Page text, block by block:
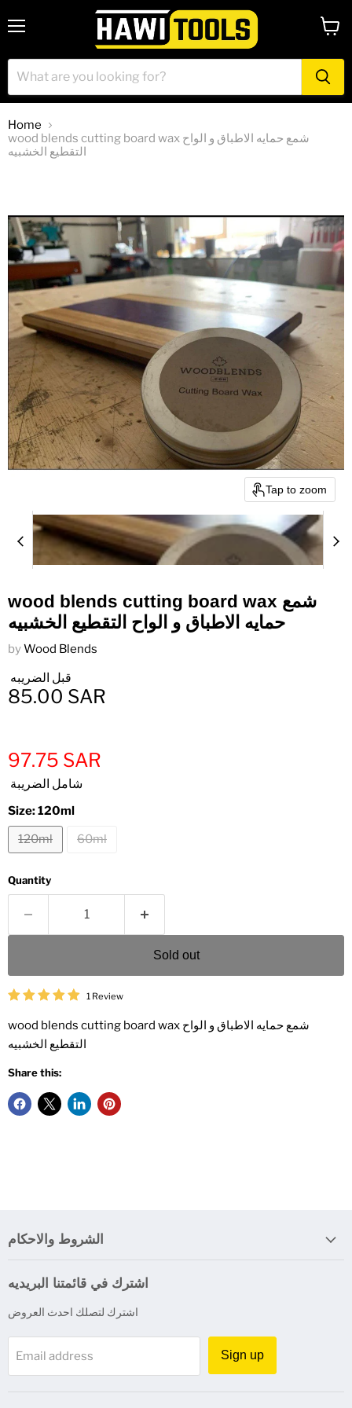
Home
wood blends cutting board wax شمع حمايه الاطباق و الواح
التقطيع الخشبيه
Tap to zoom
wood blends cutting board wax شمع
حمايه الاطباق و الواح التقطيع الخشبيه
byWood Blends
قبل الضريبه
85.00 SAR
97.75 SAR
شامل الضريبة
Size:120ml
120ml
60ml
Quantity
Sold out
1 Review
wood blends cutting board wax شمع حمايه الاطباق و الواح
التقطيع الخشبيه
Share this:
الشروط والاحكام
اشترك في قائمتنا البريديه
Email address Sign up